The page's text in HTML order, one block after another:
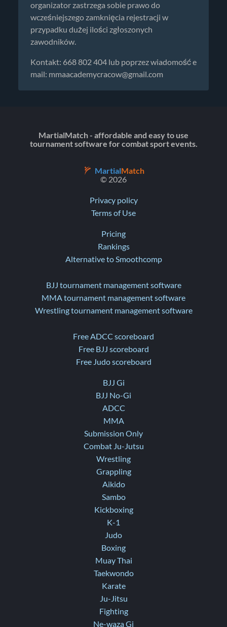
organizator zastrzega sobie prawo do
wcześniejszego zamknięcia rejestracji w
przypadku dużej ilości zgłoszonych
zawodników.
Kontakt: 668 802 404 lub poprzez wiadomość e
mail: mmaacademycracow@gmail.com
MartialMatch - affordable and easy to use
tournament software for combat sport events.
MartialMatch
© 2026
Privacy policy
Terms of Use
Pricing
Rankings
Alternative to Smoothcomp
BJJ tournament management software
MMA tournament management software
Wrestling tournament management software
Free ADCC scoreboard
Free BJJ scoreboard
Free Judo scoreboard
BJJ Gi
BJJ No-Gi
ADCC
MMA
Submission Only
Combat Ju-Jutsu
Wrestling
Grappling
Aikido
Sambo
Kickboxing
K-1
Judo
Boxing
Muay Thai
Taekwondo
Karate
Ju-Jitsu
Fighting
Ne-waza Gi